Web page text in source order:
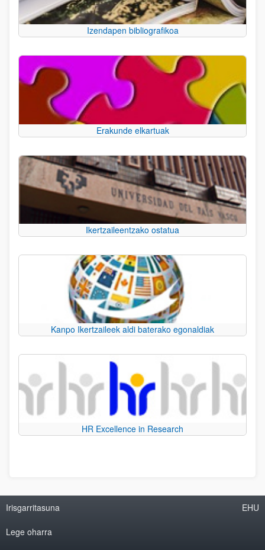
Izendapen bibliografikoa
Erakunde elkartuak
Ikertzaileentzako ostatua
Kanpo Ikertzaileek aldi baterako egonaldiak
HR Excellence in Research
Irisgarritasuna
Lege oharra
EHU